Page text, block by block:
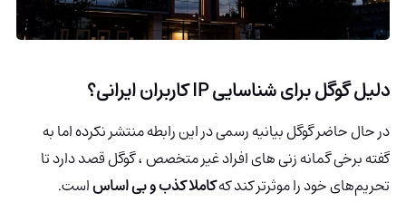
دلیل گوگل برای شناسایی IP کاربران ایرانی؟
در حال حاضر گوگل بیانیه رسمی در این رابطه منتشر نکرده اما به
گفته برخی گمانه زنی های افراد غیر متخصص ، گوگل قصد دارد تا
تحریم‌های خود را موثرتر کند کهکاملا کذب و بی اساساست.